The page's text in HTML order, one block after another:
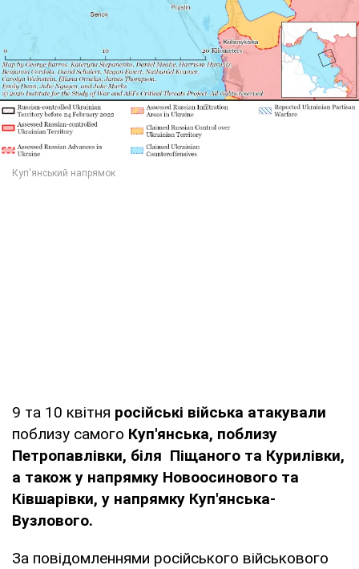
9 та 10 квітня російські війська атакували
поблизу самого Куп'янська, поблизу
Петропавлівки, біля Піщаного та Курилівки,
а також у напрямку Новоосинового та
Ківшарівки, у напрямку Куп'янська-
Вузлового.
За повідомленнями російського військового